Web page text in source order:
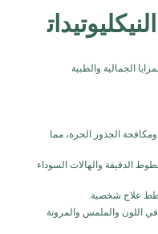
الجمالية والطبية
الجذور الحرة، مما
والهالات السوداء
علاج شخصية.
والملمس والمرونة